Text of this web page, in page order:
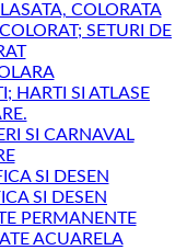
COLORATA
SETURI DE
HARTI SI ATLASE
SI CARNAVAL
SI DESEN
SI DESEN
PERMANENTE
ACUARELA